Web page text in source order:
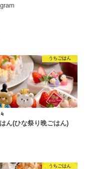
うちごはん
ん(ひな祭り晩ごはん)
うちごはん